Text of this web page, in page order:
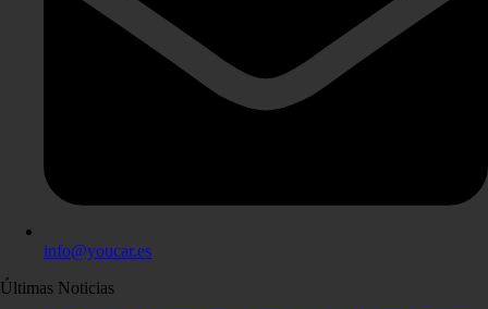
info@youcar.es
Últimas Noticias